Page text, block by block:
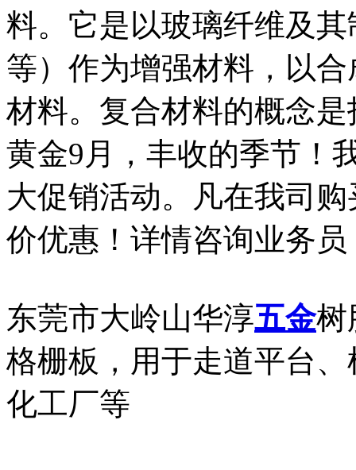
料。它是以玻璃纤维及
等）作为增强材料，以
材料。复合材料的概念是
黄金9月，丰收的季节！
大促销活动。凡在我司购
价优惠！详情咨询业务员
东莞市大岭山华淳五金树
格栅板，用于走道平台
化工厂等